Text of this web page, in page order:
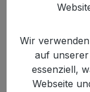
Wir
auf unserer
essenziell,
Webseite